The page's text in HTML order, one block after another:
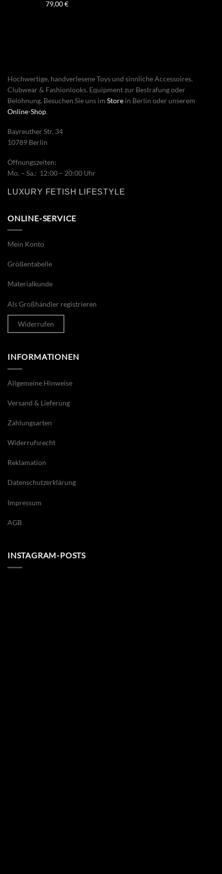
79,00€
Hochwertige, handverlesene Toys und sinnliche Accessoires.
Clubwear & Fashionlooks. Equipment zur Bestrafung oder
Belohnung. Besuchen Sie uns im Store in Berlin oder unserem
Online-Shop.
Bayreuther Str. 34
10789 Berlin
Öffnungszeiten:
Mo. – Sa.: 12:00 – 20:00 Uhr
LUXURY FETISH LIFESTYLE
ONLINE-SERVICE
Mein Konto
Größentabelle
Materialkunde
Als Großhändler registrieren
Widerrufen
INFORMATIONEN
Allgemeine Hinweise
Versand & Lieferung
Zahlungsarten
Widerrufsrecht
Reklamation
Datenschutzerklärung
Impressum
AGB
INSTAGRAM-POSTS